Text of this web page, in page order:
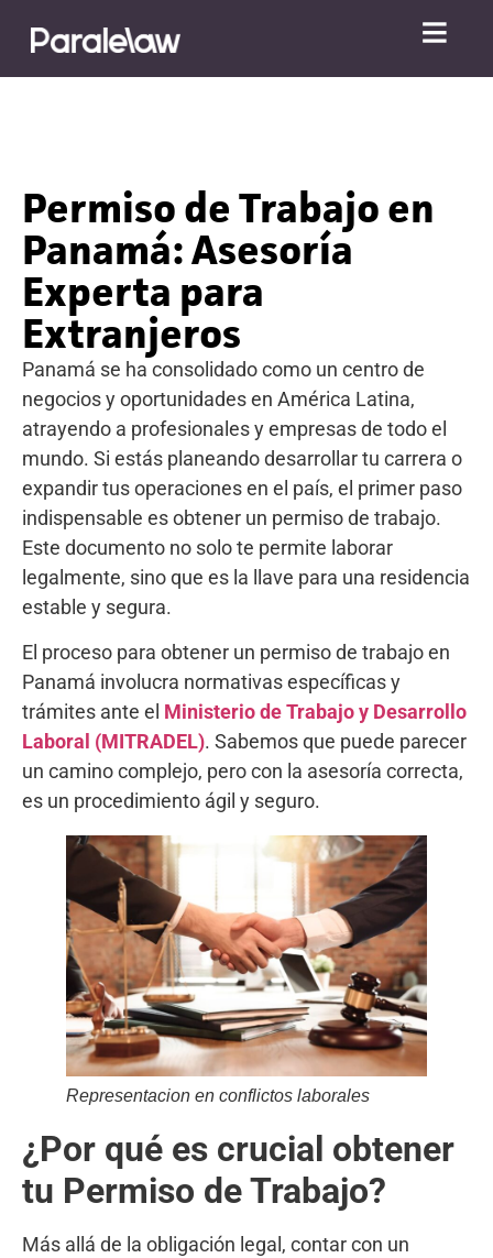
Permiso de Trabajo en
Panamá: Asesoría
Experta para
Extranjeros
Panamá se ha consolidado como un centro de
negocios y oportunidades en América Latina,
atrayendo a profesionales y empresas de todo el
mundo. Si estás planeando desarrollar tu carrera o
expandir tus operaciones en el país, el primer paso
indispensable es obtener un permiso de trabajo.
Este documento no solo te permite laborar
legalmente, sino que es la llave para una residencia
estable y segura.
El proceso para obtener un permiso de trabajo en
Panamá involucra normativas específicas y
trámites ante el Ministerio de Trabajo y Desarrollo
Laboral (MITRADEL). Sabemos que puede parecer
un camino complejo, pero con la asesoría correcta,
es un procedimiento ágil y seguro.
Representacion en conflictos laborales
¿Por qué es crucial obtener
tu Permiso de Trabajo?
Más allá de la obligación legal, contar con un